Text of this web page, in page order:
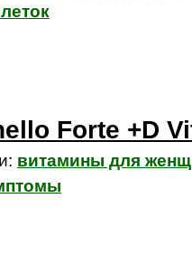
Forte +D
витамины для